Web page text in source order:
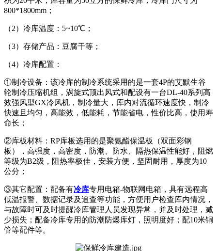
800*1800mm；
（2）冷库温度：5~10℃；
（3）存储产品：豆腐干等；
（4）冷库配置：
①制冷设备：该冷库的制冷系统采用的是一套4P的艾默生谷
轮制冷压缩机组，涡旋式顶出风式和配设有一台DL-40系列高
效强风型GX冷风机，制冷量大，库内对流循环速度快，制冷
快速且均匀，高能效，低能耗，节能省电，性价比高，使用寿
命长；
②库板材料：RP库板选用的是聚氨酯保温板（双面彩钢
板），高强度，高密度，防潮、防水、隔热保温性能好，阻燃
等级为B2级，阻热率极佳，安装方便，坚固耐用，厚度为10
公分；
③其它配置：配备有冷库专用电箱-物联网电箱，具有远程高
低温报警、数据记录及追查等功能，方便用户检查库内情况，
与故障时可及时提醒冷库管理人员发现异常，并及时处理，减
少损失；配备冷库专用的防潮防爆库灯，照明度好；配10米铜
管等配件等。